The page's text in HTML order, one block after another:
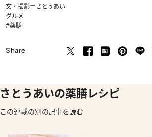
文・撮影＝さとうあい
グルメ
#薬膳
Share
さとうあいの薬膳レシピ
この連載の別の記事を読む